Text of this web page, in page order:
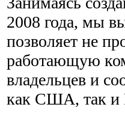
2008 года, мы
позволяет не
работающую
владельцев и
как США, так